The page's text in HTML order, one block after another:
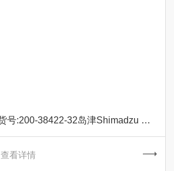
货号:200-38422-32岛津Shimadzu 原装 Nb铌空心阴极灯
查看详情